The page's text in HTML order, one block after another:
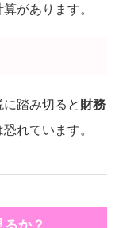
があります。
踏み切ると 財務
れています。